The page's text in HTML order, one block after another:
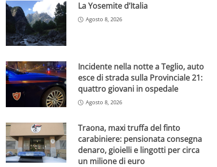
La Yosemite d’Italia
Agosto 8, 2026
Incidente nella notte a Teglio, auto
esce di strada sulla Provinciale 21:
quattro giovani in ospedale
Agosto 8, 2026
Traona, maxi truffa del finto
carabiniere: pensionata consegna
denaro, gioielli e lingotti per circa
un milione di euro